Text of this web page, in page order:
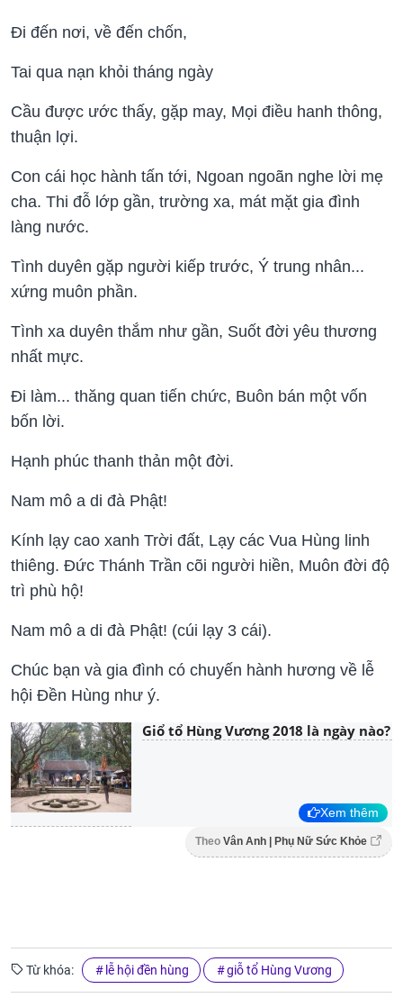
Đi đến nơi, về đến chốn,
Tai qua nạn khỏi tháng ngày
Cầu được ước thấy, gặp may, Mọi điều hanh thông,
thuận lợi.
Con cái học hành tấn tới, Ngoan ngoãn nghe lời mẹ
cha. Thi đỗ lớp gần, trường xa, mát mặt gia đình
làng nước.
Tình duyên gặp người kiếp trước, Ý trung nhân...
xứng muôn phần.
Tình xa duyên thắm như gần, Suốt đời yêu thương
nhất mực.
Đi làm... thăng quan tiến chức, Buôn bán một vốn
bốn lời.
Hạnh phúc thanh thản một đời.
Nam mô a di đà Phật!
Kính lạy cao xanh Trời đất, Lạy các Vua Hùng linh
thiêng. Đức Thánh Trần cõi người hiền, Muôn đời độ
trì phù hộ!
Nam mô a di đà Phật! (cúi lạy 3 cái).
Chúc bạn và gia đình có chuyến hành hương về lễ
hội Đền Hùng như ý.
Giổ tổ Hùng Vương 2018 là ngày nào?
Xem thêm
Theo Vân Anh | Phụ Nữ Sức Khỏe
Từ khóa: lễ hội đền hùng giỗ tổ Hùng Vương